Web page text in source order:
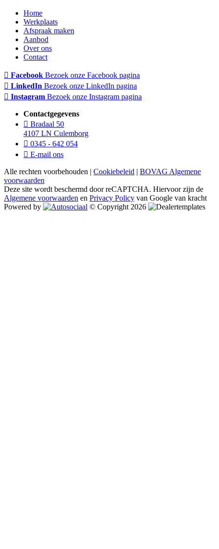
Home
Werkplaats
Afspraak maken
Aanbod
Over ons
Contact
Facebook Bezoek onze Facebook pagina
LinkedIn Bezoek onze LinkedIn pagina
Instagram Bezoek onze Instagram pagina
Contactgegevens
Bradaal 50
4107 LN Culemborg
0345 - 642 054
E-mail ons
Alle rechten voorbehouden | Cookiebeleid | BOVAG Algemene
voorwaarden
Deze site wordt beschermd door reCAPTCHA. Hiervoor zijn de
Algemene voorwaarden en Privacy Policy van Google van kracht
Powered by
© Copyright 2026